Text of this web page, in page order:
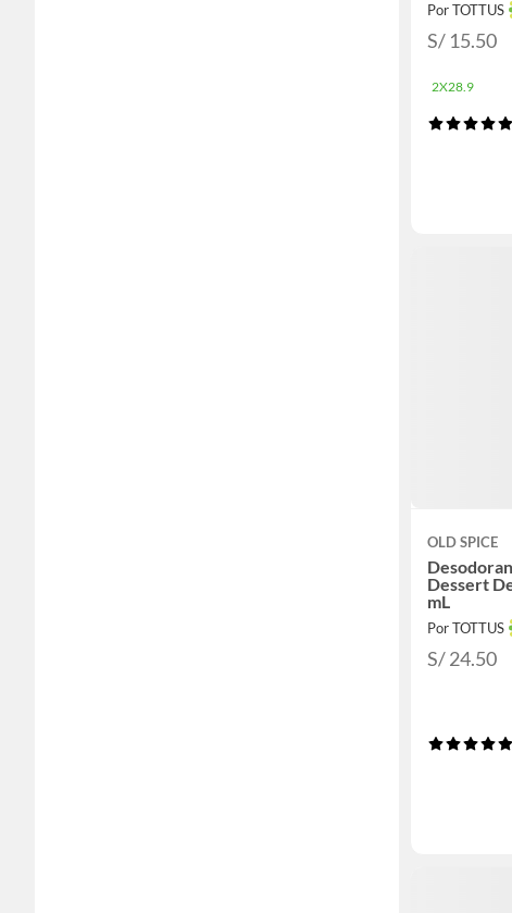
Por TOTTUS
S/ 15.50
2X28.9
OLD SPICE
Dessert
mL
Por TOTTUS
S/ 24.50